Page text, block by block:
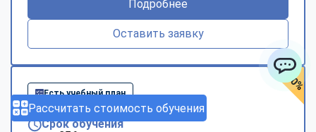
Рассчитать стоимость обучения
Подробнее
Оставить заявку
Есть учебный план
Аэрофотогеодезия
Срок обучения
- 40%